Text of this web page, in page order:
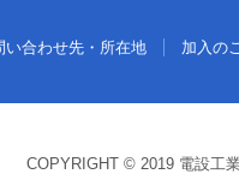
い合わせ先・所在地 加入の
COPYRIGHT © 2019 電設工